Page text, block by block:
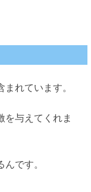
れています。
を与えてくれま
です。